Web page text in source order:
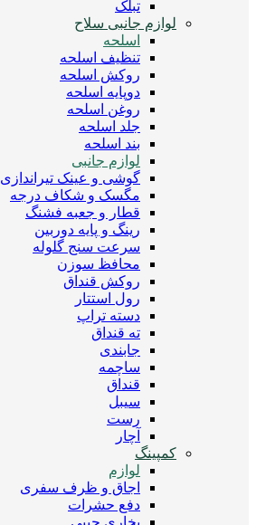
تبلک
لوازم جانبی سلاح
اسلحه
تنظیف اسلحه
روکش اسلحه
دوپایه اسلحه
روغن اسلحه
جلد اسلحه
بند اسلحه
لوازم جانبی
گوشی و عینک تیراندازی
مگسک و شکاف درجه
قطار و جعبه فشنگ
رینگ و پایه دوربین
سرعت سنج گلوله
محافظ سوزن
روکش قنداق
رول استتار
دسته تراپ
ته قنداق
جابندی
ساچمه
قنداق
سیبل
رست
آچار
کمپینگ
لوازم
اجاق و ظرف سفری
دفع حشرات
بخاری جیبی